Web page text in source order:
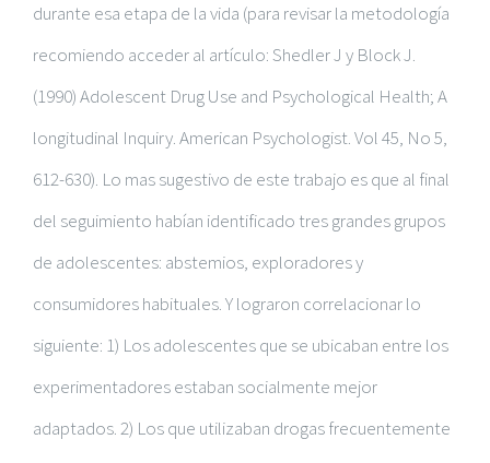
durante esa etapa de la vida (para revisar la metodología
recomiendo acceder al artículo: Shedler J y Block J.
(1990) Adolescent Drug Use and Psychological Health; A
longitudinal Inquiry. American Psychologist. Vol 45, No 5,
612-630). Lo mas sugestivo de este trabajo es que al final
del seguimiento habían identificado tres grandes grupos
de adolescentes: abstemios, exploradores y
consumidores habituales. Y lograron correlacionar lo
siguiente: 1) Los adolescentes que se ubicaban entre los
experimentadores estaban socialmente mejor
adaptados. 2) Los que utilizaban drogas frecuentemente